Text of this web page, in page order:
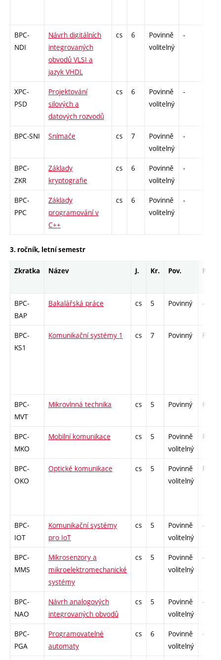
BPC-
NDI
Návrh digitálních
integrovaných
obvodů VLSI a
jazyk VHDL
cs 6
Povinně
volitelný
-
XPC-
PSD
Projektování
silových a
datových rozvodů
cs 6
Povinně
volitelný
-
BPC-SNI Snímače cs 7
Povinně
volitelný
-
BPC-
ZKR
Základy
kryptografie
cs 6
Povinně
volitelný
-
BPC-
PPC
Základy
programování v
C++
cs 6
Povinně
volitelný
-
3. ročník, letní semestr
Zkratka Název J. Kr. Pov. Prof.
BPC-
BAP
Bakalářská práce cs 5 Povinný -
BPC-
KS1
Komunikační systémy 1 cs 7 Povinný PZ
BPC-
MVT
Mikrovlnná technika cs 5 Povinný PZ
BPC-
MKO
Mobilní komunikace cs 5
Povinně
volitelný
PZ
BPC-
OKO
Optické komunikace cs 5
Povinně
volitelný
PZ
BPC-
IOT
Komunikační systémy
pro IoT
cs 5
Povinně
volitelný
-
BPC-
MMS
Mikrosenzory a
mikroelektromechanické
systémy
cs 5
Povinně
volitelný
-
BPC-
NAO
Návrh analogových
integrovaných obvodů
cs 5
Povinně
volitelný
-
BPC-
PGA
Programovatelné
automaty
cs 6
Povinně
volitelný
-